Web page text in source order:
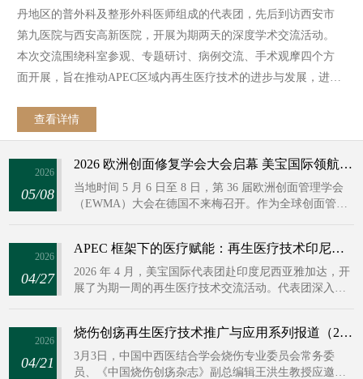
丹地区的普外科及整形外科医师组成的代表团，先后到访西安市
第九医院与西安高新医院，开展为期两天的深度学术交流活动。
本次交流围绕科室参观、专题研讨、病例交流、手术观摩四个方
面开展，旨在推动APEC区域内再生医疗技术的进步与发展，进一
查看详情
2026
05/08
2026 欧洲创面修复学会大会启幕 美宝国际领航全球创面再生新征程
当地时间 5 月 6 日至 8 日，第 36 届欧洲创面管理学会
（EWMA）大会在德国不来梅召开。作为全球创面管理
沿课题展开深度研讨，共绘创面管理领域发展蓝图。
2026
04/27
APEC 框架下的医疗赋能：再生医疗技术印尼交流活动圆满完成
2026 年 4 月，美宝国际代表团赴印度尼西亚雅加达，开
展了为期一周的再生医疗技术交流活动。代表团深入印
肠疾病创面等领域的深化应用，以技术赋能响应 APEC
“促进健康与可持续发展” 合作目标，为区域包容性医疗
合作注入美宝动能。
2026
04/21
烧伤创疡再生医疗技术推广与应用系列报道（2026年3月1日——3月15日）
3月3日，中国中西医结合学会烧伤专业委员会常务委
员、《中国烧伤创疡杂志》副总编辑王洪生教授应邀到